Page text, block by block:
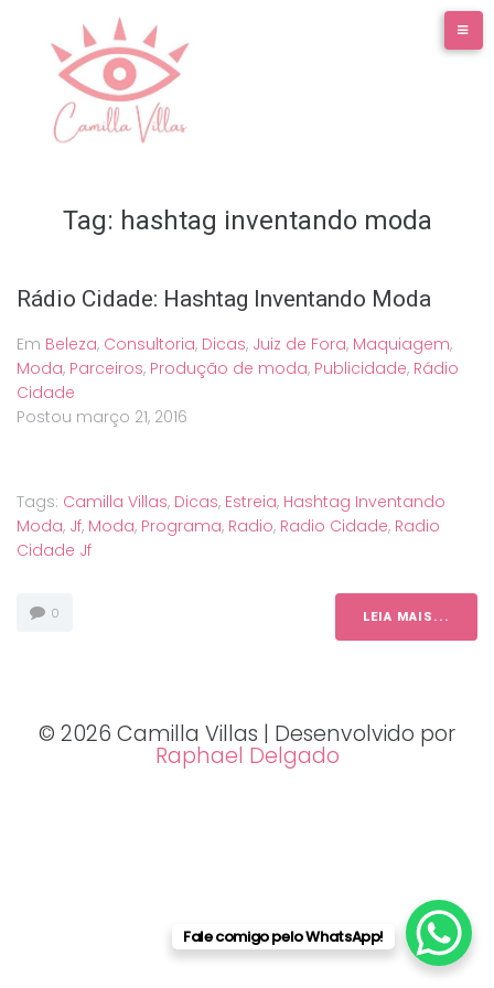
conteúdo
Tag: hashtag inventando moda
Rádio Cidade: Hashtag Inventando Moda
Em Beleza, Consultoria, Dicas, Juiz de Fora, Maquiagem,
Moda, Parceiros, Produção de moda, Publicidade, Rádio
Cidade
Postou março 21, 2016
Tags: Camilla Villas, Dicas, Estreia, Hashtag Inventando
Moda, Jf, Moda, Programa, Radio, Radio Cidade, Radio
Cidade Jf
0 LEIA MAIS...
© 2026 Camilla Villas | Desenvolvido por
Raphael Delgado
Fale comigo pelo WhatsApp!